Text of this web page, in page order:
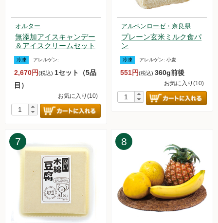
2025.1.11【毎週土曜日更新！】品ものアイテムを更新しまし
た。
2024.12.28【毎週土曜日更新！】黒瀬さん他（ライスロッヂ
大潟）の農薬不使用栽培 白米・玄米の販売を再開いたしまし
た。
2024.12.28【毎週土曜日更新！】品ものアイテムを更新しま
した。
2024.12.21【重要なお知らせ】本人認証サービス3Dセキュア
2.0導入のお知らせ
2024.12.21【毎週土曜日更新！】品ものアイテムを更新しま
した。
2024.12.13【重要なお知らせ】年末年始のお届け日について
2024.12.7【毎週土曜日更新！】品ものアイテムを更新しまし
2024.11.30【毎週土曜日更新！】品ものアイテムを更新しま
2024.11.23【毎週土曜日更新！】品ものアイテムを更新しま
した。
オルター
無添加アイスキャンデー
＆アイスクリームセット
冷凍 アレルゲン:
2,670円(税込) 1セット（5品
目）
お気に入り(10)
アルペンローゼ・奈良県
プレーン玄米ミルク食パ
ン
冷凍 アレルゲン:小麦
551円(税込)360g前後
お気に入り(10)
7 8